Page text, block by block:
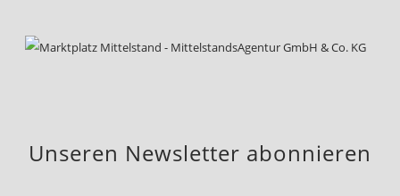
Unseren Newsletter abonnieren